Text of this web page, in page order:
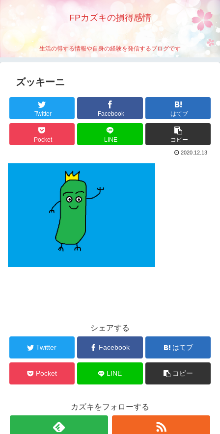
FPカズキの損得感情
生活の得する情報や自身の経験を発信するブログです
ズッキーニ
Twitter Facebook はてブ
Pocket LINE コピー
2020.12.13
シェアする
Twitter Facebook はてブ
Pocket LINE コピー
カズキをフォローする